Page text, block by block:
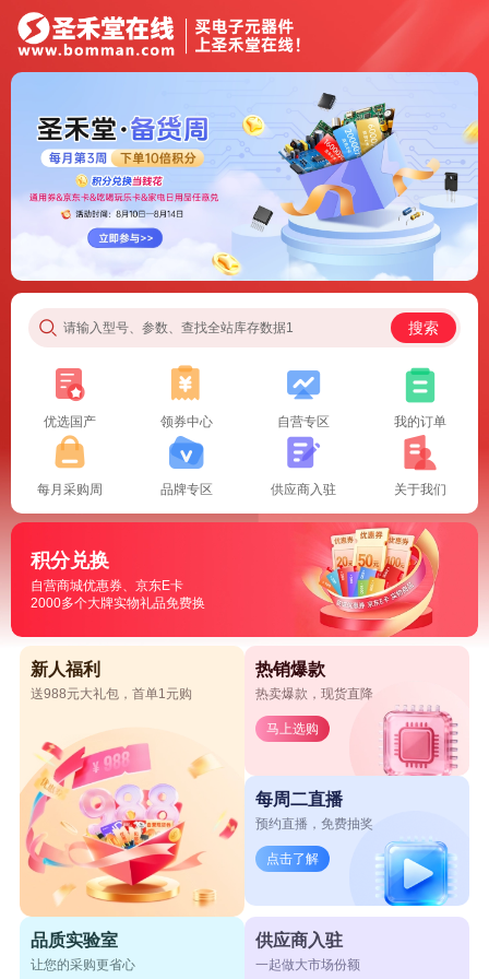
请输入型号、参数、查找全站库存数据1 搜索
优选国产 领券中心 自营专区 我的订单
每月采购周 品牌专区 供应商入驻 关于我们
积分兑换
自营商城优惠券、京东E卡
2000多个大牌实物礼品免费换
新人福利
送988元大礼包，首单1元购
热销爆款
热卖爆款，现货直降
马上选购
每周二直播
预约直播，免费抽奖
点击了解
品质实验室
让您的采购更省心
供应商入驻
一起做大市场份额